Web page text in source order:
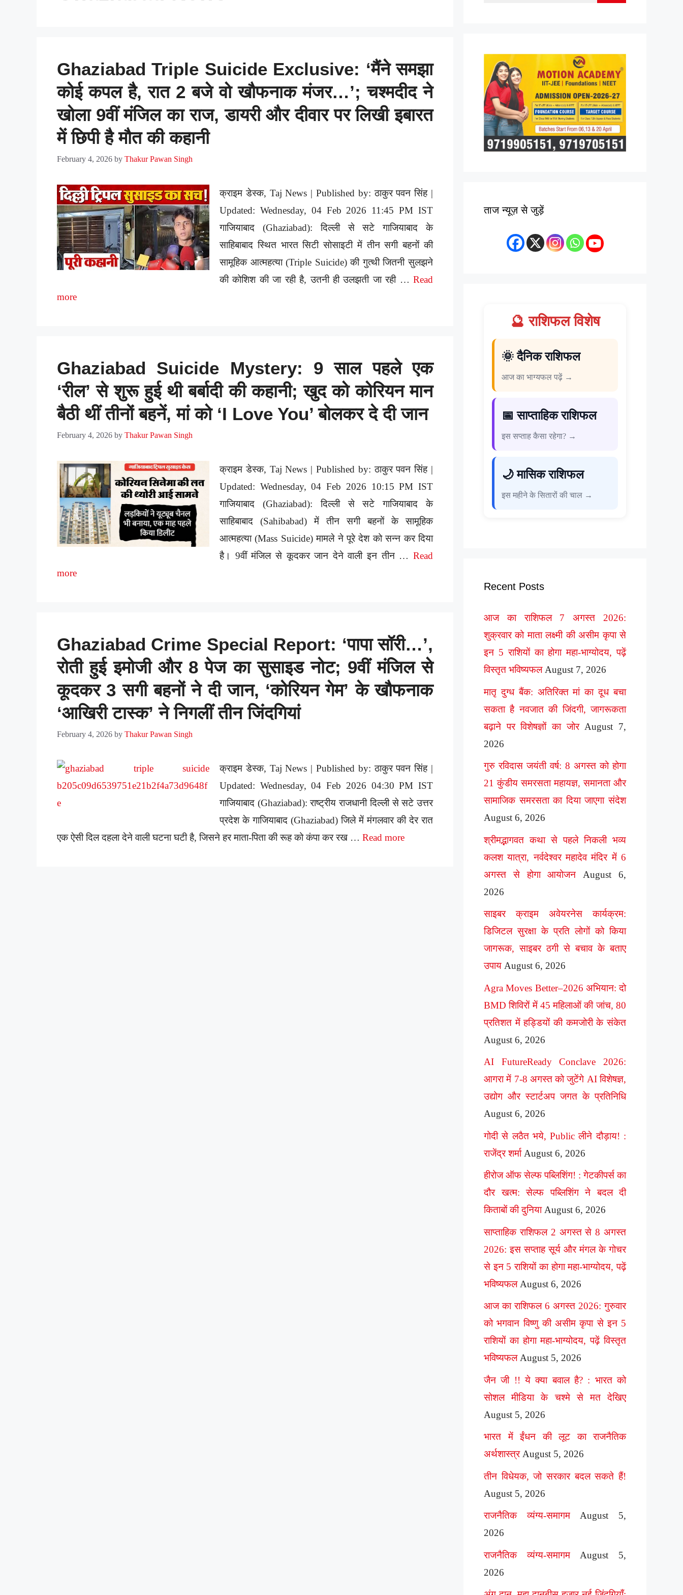
Ghaziabad Triple Suicide Exclusive: ‘मैंने समझा
कोई कपल है, रात 2 बजे वो खौफनाक मंजर…’; चश्मदीद ने
खोला 9वीं मंजिल का राज, डायरी और दीवार पर लिखी इबारत
में छिपी है मौत की कहानी
February 4, 2026 by Thakur Pawan Singh
क्राइम डेस्क, Taj News | Published by: ठाकुर पवन सिंह |
Updated: Wednesday, 04 Feb 2026 11:45 PM IST
गाजियाबाद (Ghaziabad): दिल्ली से सटे गाजियाबाद के
साहिबाबाद स्थित भारत सिटी सोसाइटी में तीन सगी बहनों की
सामूहिक आत्महत्या (Triple Suicide) की गुत्थी जितनी सुलझने
की कोशिश की जा रही है, उतनी ही उलझती जा रही … Read
more
Ghaziabad Suicide Mystery: 9 साल पहले एक
‘रील’ से शुरू हुई थी बर्बादी की कहानी; खुद को कोरियन मान
बैठी थीं तीनों बहनें, मां को ‘I Love You’ बोलकर दे दी जान
February 4, 2026 by Thakur Pawan Singh
क्राइम डेस्क, Taj News | Published by: ठाकुर पवन सिंह |
Updated: Wednesday, 04 Feb 2026 10:15 PM IST
गाजियाबाद (Ghaziabad): दिल्ली से सटे गाजियाबाद के
साहिबाबाद (Sahibabad) में तीन सगी बहनों के सामूहिक
आत्महत्या (Mass Suicide) मामले ने पूरे देश को सन्न कर दिया
है। 9वीं मंजिल से कूदकर जान देने वाली इन तीन … Read
more
Ghaziabad Crime Special Report: ‘पापा सॉरी…’,
रोती हुई इमोजी और 8 पेज का सुसाइड नोट; 9वीं मंजिल से
कूदकर 3 सगी बहनों ने दी जान, ‘कोरियन गेम’ के खौफनाक
‘आखिरी टास्क’ ने निगलीं तीन जिंदगियां
February 4, 2026 by Thakur Pawan Singh
क्राइम डेस्क, Taj News | Published by: ठाकुर पवन सिंह |
Updated: Wednesday, 04 Feb 2026 04:30 PM IST
गाजियाबाद (Ghaziabad): राष्ट्रीय राजधानी दिल्ली से सटे उत्तर
प्रदेश के गाजियाबाद (Ghaziabad) जिले में मंगलवार की देर रात
एक ऐसी दिल दहला देने वाली घटना घटी है, जिसने हर माता-पिता की रूह को कंपा कर रख … Read more
ताज न्यूज़ से जुड़ें
🔮 राशिफल विशेष
🌞 दैनिक राशिफल
आज का भाग्यफल पढ़ें →
📅 साप्ताहिक राशिफल
इस सप्ताह कैसा रहेगा? →
🌙 मासिक राशिफल
इस महीने के सितारों की चाल →
Recent Posts
आज का राशिफल 7 अगस्त 2026:
शुक्रवार को माता लक्ष्मी की असीम कृपा से
इन 5 राशियों का होगा महा-भाग्योदय, पढ़ें
विस्तृत भविष्यफल August 7, 2026
मातृ दुग्ध बैंक: अतिरिक्त मां का दूध बचा
सकता है नवजात की जिंदगी, जागरूकता
बढ़ाने पर विशेषज्ञों का जोर August 7,
2026
गुरु रविदास जयंती वर्ष: 8 अगस्त को होगा
21 कुंडीय समरसता महायज्ञ, समानता और
सामाजिक समरसता का दिया जाएगा संदेश
August 6, 2026
श्रीमद्भागवत कथा से पहले निकली भव्य
कलश यात्रा, नर्वदेश्वर महादेव मंदिर में 6
अगस्त से होगा आयोजन
August 6,
2026
साइबर क्राइम अवेयरनेस कार्यक्रम:
डिजिटल सुरक्षा के प्रति लोगों को किया
जागरूक, साइबर ठगी से बचाव के बताए
उपाय August 6, 2026
Agra Moves Better–2026 अभियान: दो
BMD शिविरों में 45 महिलाओं की जांच, 80
प्रतिशत में हड्डियों की कमजोरी के संकेत
August 6, 2026
AI FutureReady Conclave 2026:
आगरा में 7-8 अगस्त को जुटेंगे AI विशेषज्ञ,
उद्योग और स्टार्टअप जगत के प्रतिनिधि
August 6, 2026
गोदी से लठैत भये, Public लीने दौड़ाय! :
राजेंद्र शर्मा August 6, 2026
हीरोज ऑफ सेल्फ पब्लिशिंग! : गेटकीपर्स का
दौर खत्म: सेल्फ पब्लिशिंग ने बदल दी
किताबों की दुनिया August 6, 2026
साप्ताहिक राशिफल 2 अगस्त से 8 अगस्त
2026: इस सप्ताह सूर्य और मंगल के गोचर
से इन 5 राशियों का होगा महा-भाग्योदय, पढ़ें
भविष्यफल August 6, 2026
आज का राशिफल 6 अगस्त 2026: गुरुवार
को भगवान विष्णु की असीम कृपा से इन 5
राशियों का होगा महा-भाग्योदय, पढ़ें विस्तृत
भविष्यफल August 5, 2026
जैन जी !! ये क्या बवाल है? : भारत को
सोशल मीडिया के चश्मे से मत देखिए
August 5, 2026
भारत में ईंधन की लूट का राजनैतिक
अर्थशास्त्र August 5, 2026
तीन विधेयक, जो सरकार बदल सकते हैं!
August 5, 2026
राजनैतिक व्यंग्य-समागम
August 5,
2026
राजनैतिक व्यंग्य-समागम
August 5,
2026